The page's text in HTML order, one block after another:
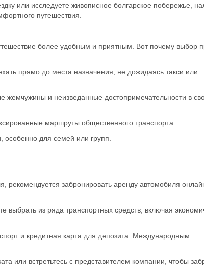
или исследуете живописное болгарское побережье,
путешествия.
более удобным и приятным. Вот почему выбор
прямо до места назначения, не дожидаясь такси или
жемчужины и неизведанные достопримечательности в
маршруты общественного транспорта.
особенно для семей или групп.
рекомендуется забронировать аренду автомобиля
выбрать из ряда транспортных средств, включая
и кредитная карта для депозита. Международным
или встретьтесь с представителем компании, чтобы